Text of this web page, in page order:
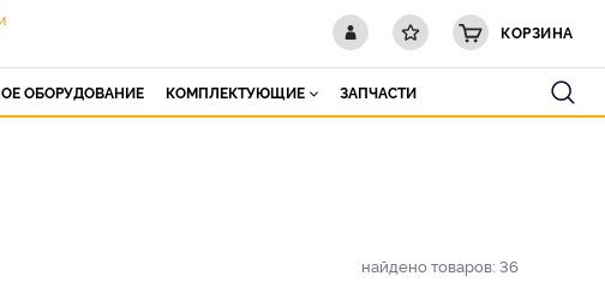
КОРЗИНА
ОБОРУДОВАНИЕ КОМПЛЕКТУЮЩИЕ ЗАПЧАСТИ
найдено товаров: 36